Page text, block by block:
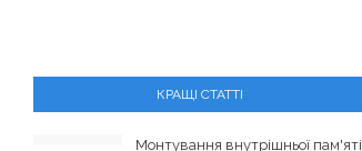
КРАЩІ СТАТТІ
Монтування внутрішньої пам'яті